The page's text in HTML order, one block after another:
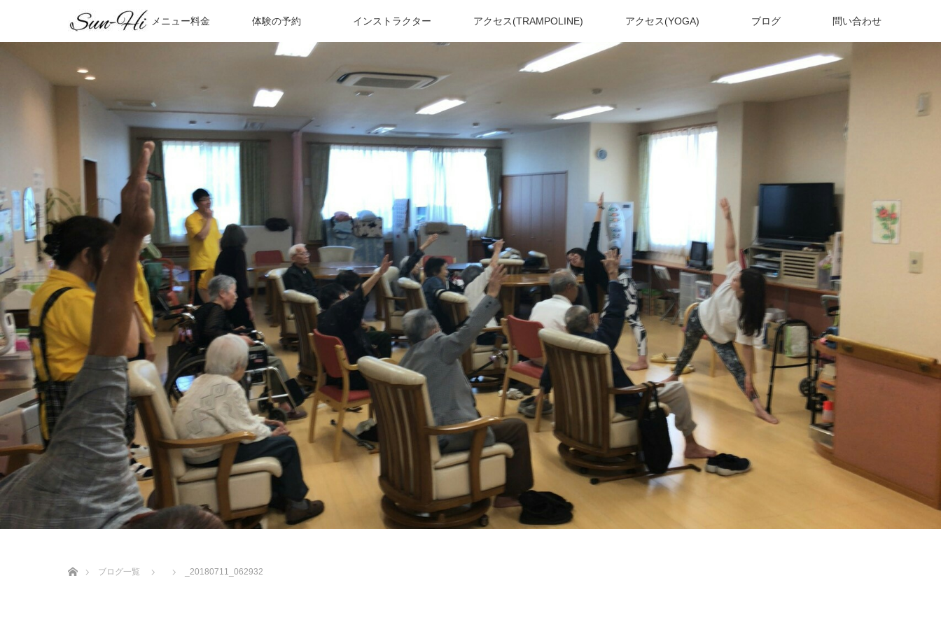
ホーム メニュー料金 体験の予約 インストラクター アクセス(TRAMPOLINE) アクセス(YOGA) ブログ 問い合わせ
ブログ一覧
_20180711_062932